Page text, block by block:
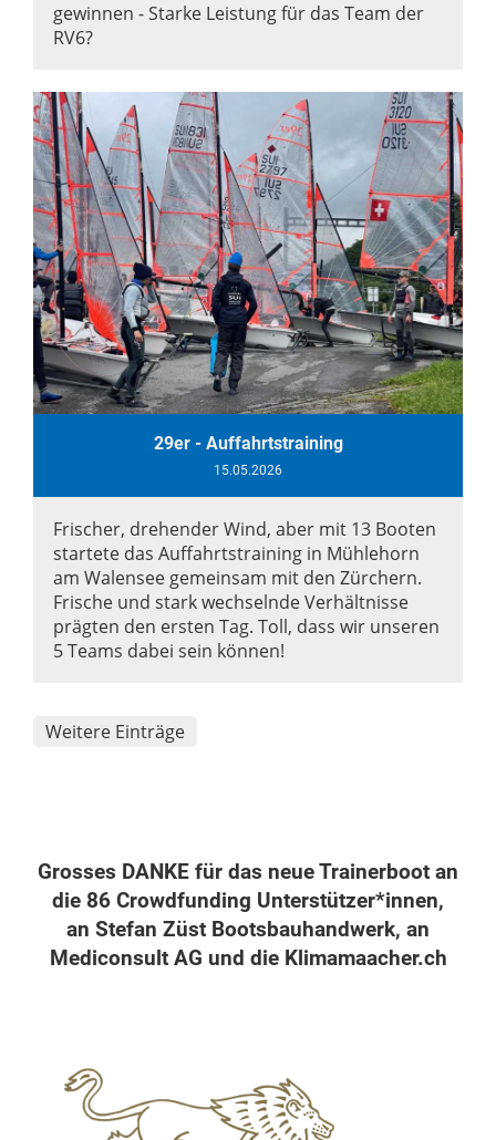
gewinnen - Starke Leistung für das Team der
RV6?
29er - Auffahrtstraining
15.05.2026
Frischer, drehender Wind, aber mit 13 Booten
startete das Auffahrtstraining in Mühlehorn
am Walensee gemeinsam mit den Zürchern.
Frische und stark wechselnde Verhältnisse
prägten den ersten Tag. Toll, dass wir unseren
5 Teams dabei sein können!
Weitere Einträge
Grosses DANKE für das neue Trainerboot an
die 86 Crowdfunding Unterstützer*innen,
an Stefan Züst Bootsbauhandwerk, an
Mediconsult AG und die Klimamaacher.ch